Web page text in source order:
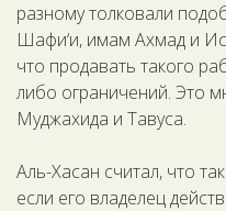
разному толковали
Шафи‘и, имам Ахмад и
что продавать такого
либо ограничений. Это
Муджахида и Тавуса.
Аль-Хасан считал, что
если его владелец